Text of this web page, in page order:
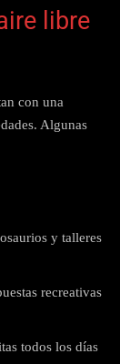
libre
con una
Algunas
y talleres
recreativas
todos los días